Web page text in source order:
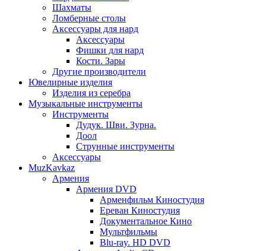
Шахматы
Ломберные столы
Аксессуары для нард
Аксессуары
Фишки для нард
Кости. Зары
Другие производители
Ювелирные изделия
Изделия из серебра
Музыкальные инструменты
Инструменты
Дудук. Шви. Зурна.
Доол
Струнные инструменты
Аксессуары
MuzKavkaz
Армения
Армения DVD
Арменфильм Киностудия
Ереван Киностудия
Документальное Кино
Мультфильмы
Blu-ray. HD DVD